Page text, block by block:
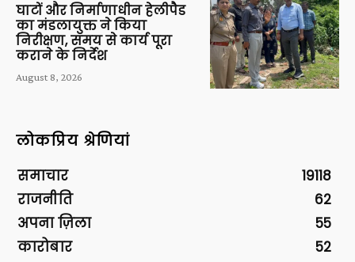
घाटों और निर्माणाधीन हेलीपैड
का मंडलायुक्त ने किया
निरीक्षण, समय से कार्य पूरा
कराने के निर्देश
August 8, 2026
लोकप्रिय श्रेणियां
समाचार
19118
राजनीति
62
अपना ज़िला
55
कारोबार
52